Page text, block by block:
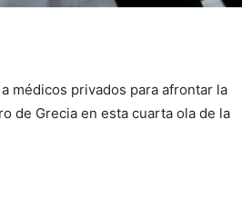
médicos privados para afrontar la
de Grecia en esta cuarta ola de la